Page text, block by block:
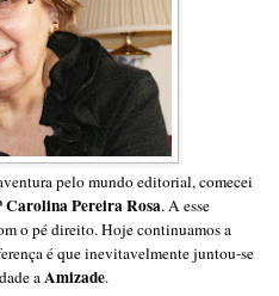
pelo mundo editorial, comecei
Carolina Pereira Rosa. A esse
o pé direito. Hoje continuamos a
é que inevitavelmente juntou-se
aAmizade.